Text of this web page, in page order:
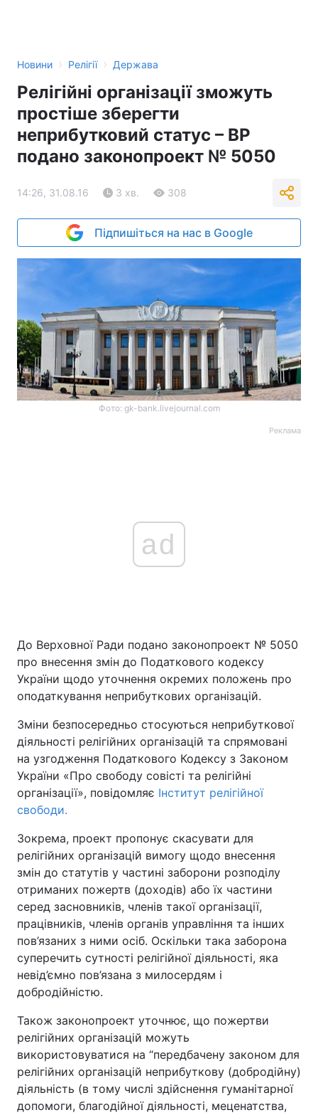
Новини › Релігії › Держава
Релігійні організації зможуть
простіше зберегти
неприбутковий статус – ВР
подано законопроект № 5050
14:26, 31.08.16 3 хв. 308
Підпишіться на нас в Google
Фото: gk-bank.livejournal.com
Реклама
ad
До Верховної Ради подано законопроект № 5050
про внесення змін до Податкового кодексу
України щодо уточнення окремих положень про
оподаткування неприбуткових організацій.
Зміни безпосередньо стосуються неприбуткової
діяльності релігійних організацій та спрямовані
на узгодження Податкового Кодексу з Законом
України «Про свободу совісті та релігійні
організації», повідомляє Інститут релігійної
свободи.
Зокрема, проект пропонує скасувати для
релігійних організацій вимогу щодо внесення
змін до статутів у частині заборони розподілу
отриманих пожертв (доходів) або їх частини
серед засновників, членів такої організації,
працівників, членів органів управління та інших
пов’язаних з ними осіб. Оскільки така заборона
суперечить сутності релігійної діяльності, яка
невід’ємно пов’язана з милосердям і
добродійністю.
Також законопроект уточнює, що пожертви
релігійних організацій можуть
використовуватися на “передбачену законом для
релігійних організацій неприбуткову (добродійну)
діяльність (в тому числі здійснення гуманітарної
допомоги, благодійної діяльності, меценатства,